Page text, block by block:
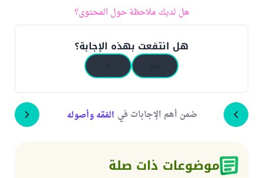
هل لديك ملاحظة حول المحتوى؟
هل انتفعت بهذه الإجابة؟
ضمن أهم الإجابات في الفقه وأصوله
موضوعات ذات صلة